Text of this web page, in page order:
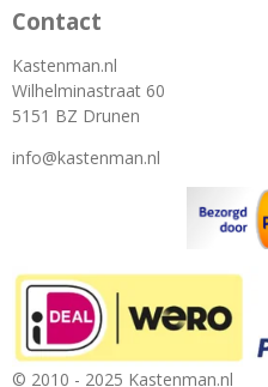
Contact
Kastenman.nl
Wilhelminastraat 60
5151 BZ Drunen
info@kastenman.nl
© 2010 - 2025 Kastenman.nl